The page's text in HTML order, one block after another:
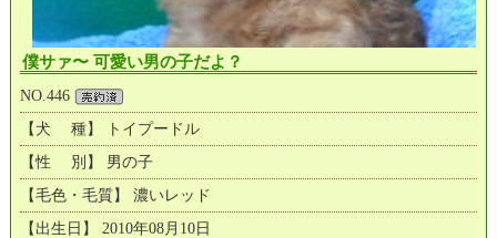
僕サァ〜 可愛い男の子だよ？
NO.446
【犬 種】 トイプードル
【性 別】 男の子
【毛色・毛質】 濃いレッド
【出生日】 2010年08月10日